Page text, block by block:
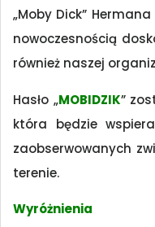
„Moby Dick”
nowoczesnością
również naszej
Hasło „MOBIDZIK”
która będzie
zaobserwowanych
terenie.
Wyróżnienia